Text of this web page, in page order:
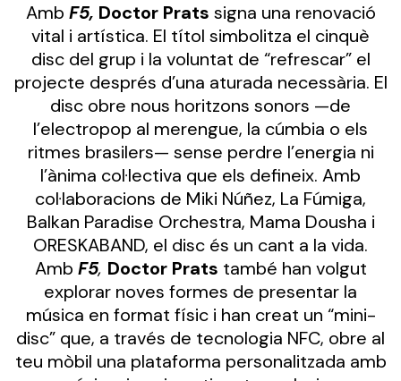
Amb F5, Doctor Prats signa una renovació
vital i artística. El títol simbolitza el cinquè
disc del grup i la voluntat de “refrescar” el
projecte després d’una aturada necessària. El
disc obre nous horitzons sonors —de
l’electropop al merengue, la cúmbia o els
ritmes brasilers— sense perdre l’energia ni
l’ànima col·lectiva que els defineix. Amb
col·laboracions de Miki Núñez, La Fúmiga,
Balkan Paradise Orchestra, Mama Dousha i
ORESKABAND, el disc és un cant a la vida.
Amb F5, Doctor Prats també han volgut
explorar noves formes de presentar la
música en format físic i han creat un “mini-
disc” que, a través de tecnologia NFC, obre al
teu mòbil una plataforma personalitzada amb